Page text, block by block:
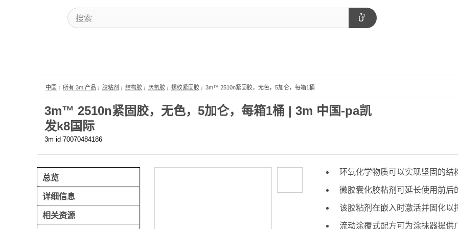
中国 所有 3m 产品 胶粘剂 结构胶 厌氧胶 螺纹紧固胶 3m™ 2510n紧固胶，无色，5加仑，每箱1桶
3m™ 2510n紧固胶，无色，5加仑，每箱1桶 | 3m 中国-pa凯
发k8国际
3m id 70070484186
总览
详细信息
相关资源
环氧化学物质可以实现坚固的结
微胶囊化胶粘剂可延长使用前后
该胶粘剂在嵌入时激活并固化以
流动涂覆式配方可为涂抹器提供